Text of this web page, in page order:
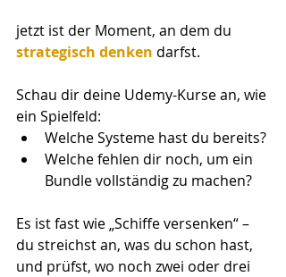
jetzt ist der Moment, an dem du
strategisch denken darfst.
Schau dir deine Udemy-Kurse an, wie
ein Spielfeld:
Welche Systeme hast du bereits?
Welche fehlen dir noch, um ein
Bundle vollständig zu machen?
Es ist fast wie „Schiffe versenken“ –
du streichst an, was du schon hast,
und prüfst, wo noch zwei oder drei